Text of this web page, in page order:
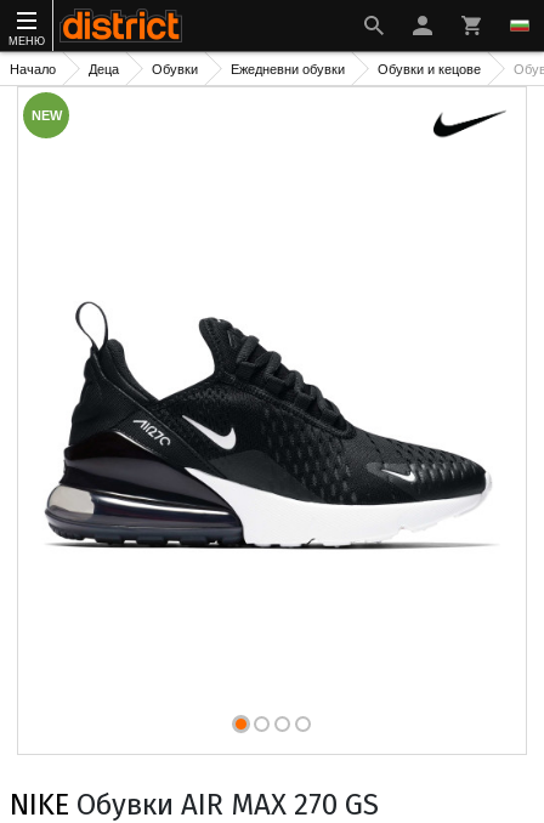
МЕНЮ
Начало Деца Обувки Ежедневни обувки Обувки и кецове
NEW
NIKE Обувки AIR MAX 270 GS